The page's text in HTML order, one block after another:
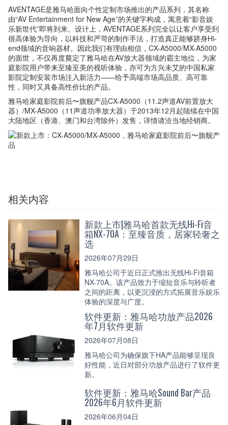
AVENTAGE是雅马哈面向个性定制市场推出的产品系列，其名称
由“AV Entertainment for New Age”的关键字构成，寓意着“影音娱
乐新世代”即将到来。设计上，AVENTAGE系列完全以让客户享受到
很高体验为导向，以科技和严苛的制作手法，打造真正能够跻身Hi-
end领域的音响器材。因此我们有理由相信，CX-A5000/MX-A5000
的面世，不仅再度奠定了雅马哈在AV放大器领域的霸主地位，为家
庭影院用户带来至臻至美的视听体验，亦可为方兴未艾的中国私家
影院定制安装市场注入新活力——给予高端市场高品质、高可靠
性，同时又具备高性价比的产品。
雅马哈家庭影院前后〜旗舰产品CX-A5000（11.2声道AV前置放大
器）/MX-A5000（11声道功率放大器）于2013年12月起陆续在中国
大陆地区（香港、澳门和台湾除外）发售，详情请洽当地经销商。
相关内容
新款上市|雅马哈首款无线Hi-Fi音
箱NX-70A：至臻音质，居家轻奢之
选
2026年07月29日
雅马哈公司于近日正式推出无线Hi-Fi音箱
NX-70A。该产品致力于缩短音乐与聆听者
之间的距离，以更沉浸的方式拓展音乐娱乐
体验的深度与广度。
软件更新：雅马哈功放产品2026
年7月软件更新
2026年07月08日
雅马哈公司为确保旗下HA产品能够呈现良
好性能，近日对部分功放产品进行了软件更
新。
软件更新：雅马哈Sound Bar产品
2026年6月软件更新
2026年06月04日